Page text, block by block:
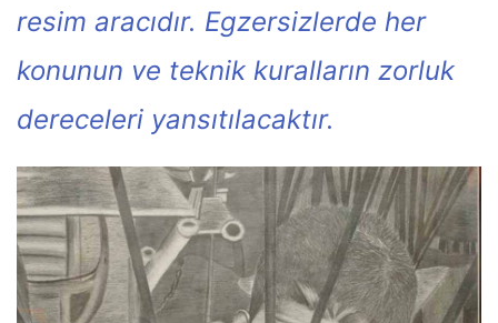
resim aracıdır. Egzersizlerde her
konunun ve teknik kuralların zorluk
dereceleri yansıtılacaktır.